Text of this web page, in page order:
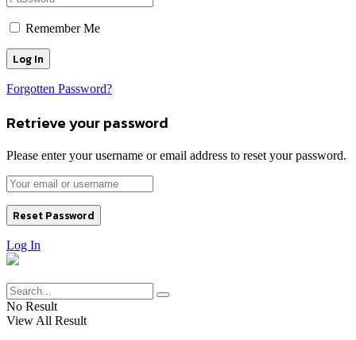
Remember Me
Forgotten Password?
Retrieve your password
Please enter your username or email address to reset your password.
Log In
No Result
View All Result